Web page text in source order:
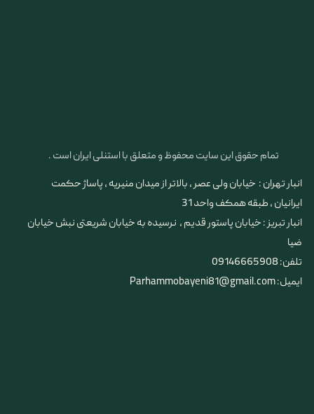
تمام حقوق این سایت محفوظ و متعلق با استنلی ایران است .
انبار تهران : خیابان ولی عصر ، بالاتر از میدان منیریه ، پاساژ حکمت
ایرانیان ، طبقه همکف واحد 31
​​​​​​​انبار تبریز : خیابان پاستور قدیم ، نرسیده به خیابان شریعتی نبش خیابان
ضیا
تلفن: 09146665908
ایمیل: Parhammobayeni81@gmail.com